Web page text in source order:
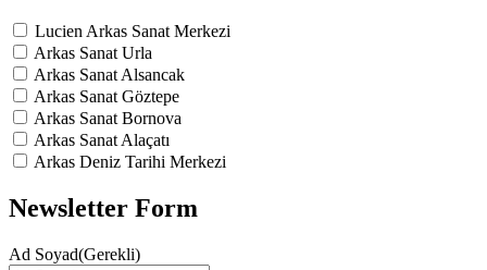
Lucien Arkas Sanat Merkezi
Arkas Sanat Urla
Arkas Sanat Alsancak
Arkas Sanat Göztepe
Arkas Sanat Bornova
Arkas Sanat Alaçatı
Arkas Deniz Tarihi Merkezi
Newsletter Form
Ad Soyad(Gerekli)